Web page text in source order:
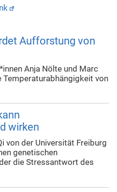
Aufforstung von
Anja Nölte und Marc
Temperaturabhängigkeit von
wirken
von der Universität Freiburg
genetischen
die Stressantwort des